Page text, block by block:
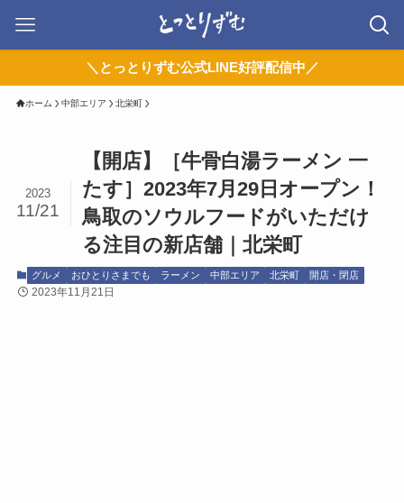
＼とっとりずむ公式LINE好評配信中／
ホーム 中部エリア 北栄町
【開店】［牛骨白湯ラーメン 一
たす］2023年7月29日オープン！
鳥取のソウルフードがいただけ
る注目の新店舗｜北栄町
2023
11/21
グルメ おひとりさまでも ラーメン 中部エリア 北栄町 開店・閉店
2023年11月21日